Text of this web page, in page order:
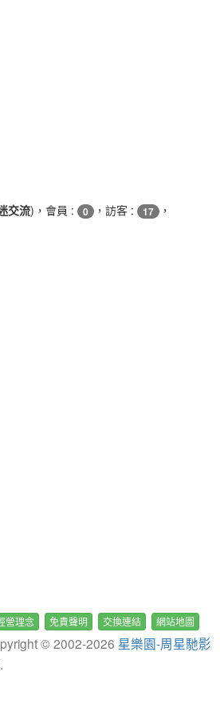
交流)，會員 : 0 ，訪客 : 17 ，
營理念 免責聲明 交換連結 網站地圖
© 2002-2026 星樂園-周星馳影